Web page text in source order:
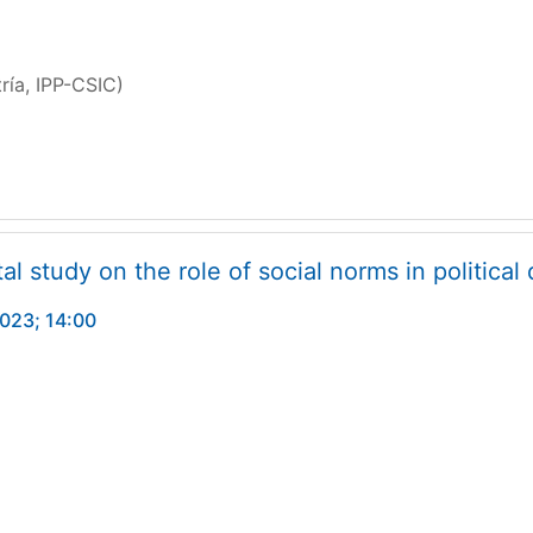
IPP-CSIC)
study on the role of social norms in political
14:00